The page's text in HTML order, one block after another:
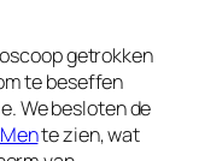
getrokken
te beseffen
We besloten de
te zien, wat